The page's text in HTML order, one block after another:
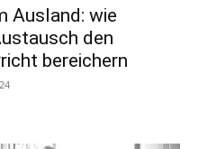
Ausland: wie
den
bereichern